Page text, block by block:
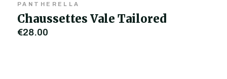
PANTHERELLA
Chaussettes Vale Tailored
€28,00